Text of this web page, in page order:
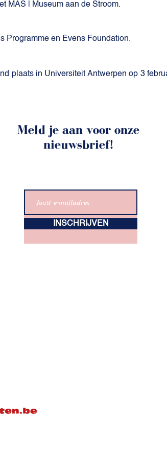
MAS | Museum aan de Stroom.
Programme en Evens Foundation.
plaats in Universiteit Antwerpen op 3
Meld je aan voor onze
nieuwsbrief!
INSCHRIJVEN